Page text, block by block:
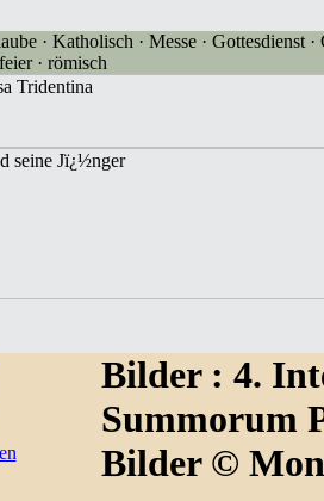
· Katholisch · Messe · Gottesdienst
· römisch
Bilder : 4.
Summorum
Bilder ©